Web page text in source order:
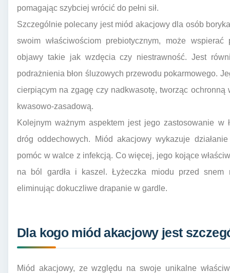
pomagając szybciej wrócić do pełni sił.
Szczególnie polecany jest miód akacjowy dla osób
swoim właściwościom prebiotycznym, może
objawy takie jak wzdęcia czy niestrawność. Jest
podrażnienia błon śluzowych przewodu pokarmowego.
cierpiącym na zgagę czy nadkwasotę, tworząc
kwasowo-zasadową.
Kolejnym ważnym aspektem jest jego zastosowanie w
dróg oddechowych. Miód akacjowy wykazuje
pomóc w walce z infekcją. Co więcej, jego kojące
na ból gardła i kaszel. Łyżeczka miodu przed snem
eliminując dokuczliwe drapanie w gardle.
Dla kogo miód akacjowy jest
Miód akacjowy, ze względu na swoje unikalne